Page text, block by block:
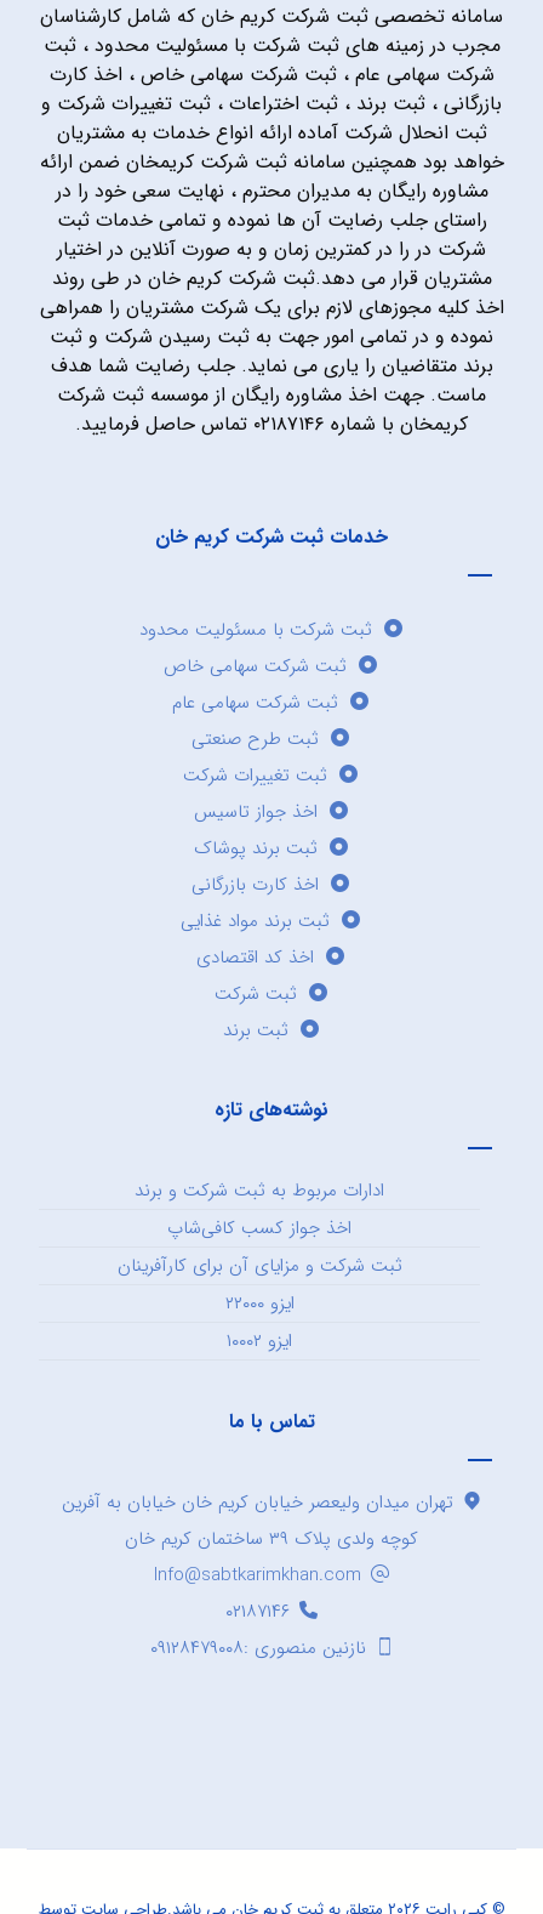
سامانه تخصصی ثبت شرکت کریم خان که شامل کارشناسان
مجرب در زمینه های ثبت شرکت با مسئولیت محدود ، ثبت
شرکت سهامی عام ، ثبت شرکت سهامی خاص ، اخذ کارت
بازرگانی ، ثبت برند ، ثبت اختراعات ، ثبت تغییرات شرکت و
ثبت انحلال شرکت آماده ارائه انواع خدمات به مشتریان
خواهد بود همچنین سامانه ثبت شرکت کریمخان ضمن ارائه
مشاوره رایگان به مدیران محترم ، نهایت سعی خود را در
راستای جلب رضایت آن ها نموده و تمامی خدمات ثبت
شرکت در را در کمترین زمان و به صورت آنلاین در اختیار
مشتریان قرار می دهد.ثبت شرکت کریم خان در طی روند
اخذ کلیه مجوزهای لازم برای یک شرکت مشتریان را همراهی
نموده و در تمامی امور جهت به ثبت رسیدن شرکت و ثبت
برند متقاضیان را یاری می نماید. جلب رضایت شما هدف
ماست. جهت اخذ مشاوره رایگان از موسسه ثبت شرکت
کریمخان با شماره ۰۲۱۸۷۱۴۶ تماس حاصل فرمایید.
خدمات ثبت شرکت کریم خان
ثبت شرکت با مسئولیت محدود
ثبت شرکت سهامی خاص
ثبت شرکت سهامی عام
ثبت طرح صنعتی
ثبت تغییرات شرکت
اخذ جواز تاسیس
ثبت برند پوشاک
اخذ کارت بازرگانی
ثبت برند مواد غذایی
اخذ کد اقتصادی
ثبت شرکت
ثبت برند
نوشته‌های تازه
ادارات مربوط به ثبت شرکت و برند
اخذ جواز کسب کافی‌شاپ
ثبت شرکت و مزایای آن برای کارآفرینان
ایزو ۲۲۰۰۰
ایزو ۱۰۰۰۲
تماس با ما
تهران میدان ولیعصر خیابان کریم خان خیابان به آفرین
کوچه ولدی پلاک ۳۹ ساختمان کریم خان
Info@sabtkarimkhan.com
۰۲۱۸۷۱۴۶
نازنین منصوری :۰۹۱۲۸۴۷۹۰۰۸